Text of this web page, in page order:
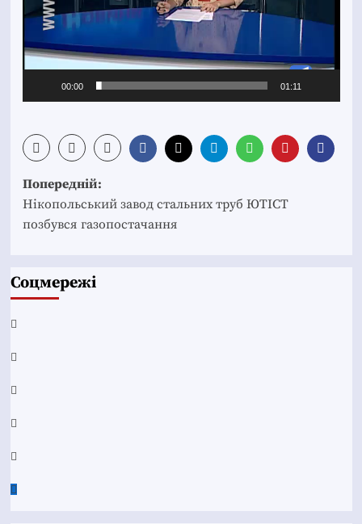
00:00 01:11
Post
navigation
Попередній:
Нікопольський завод стальних труб ЮТІСТ
позбувся газопостачання
Соцмережі
Facebook
YouTube
Telegram
Instagram
Twitter
Google